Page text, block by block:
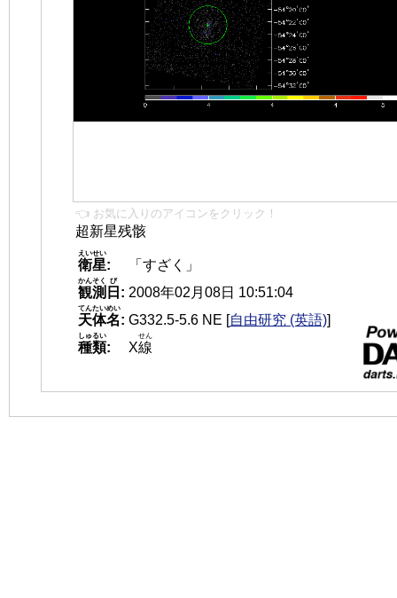
👈 お気に入りのアイコンをクリック！
超新星残骸
衛星
えいせい
:
「すざく」
観測
かんそく
日
び
: 2008年02月08日 10:51:04
天体名
てんたいめい
: G332.5-5.6 NE [自由研究 (英語)]
種類
しゅるい
: X線
せん